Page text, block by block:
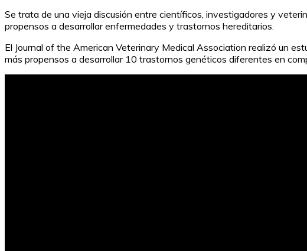
Se trata de una vieja discusión entre científicos, investigadores y
propensos a desarrollar enfermedades y trastornos hereditarios.
El Journal of the American Veterinary Medical Association realizó un
más propensos a desarrollar 10 trastornos genéticos diferentes en